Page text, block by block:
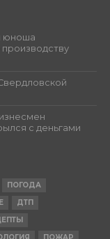
юноша
с деньгами
ПОГОДА
ДТП